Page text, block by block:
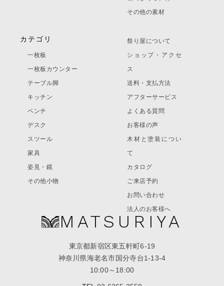
MATSURIYA
東京都新宿区東五軒町6-19
神奈川県海老名市国分寺台1-13-4
10:00～18:00
その他の素材
カテゴリ
一枚板
一枚板カウンター
テーブル脚
キッチン
ベンチ
デスク
スツール
家具
姿見・鏡
その他小物
祭り屋について
ショップ・アクセ
ス
送料・支払方法
アフターサービス
よくある質問
お客様の声
木材と塗装につい
て
カタログ
ご来店予約
お問い合わせ
法人のお客様へ